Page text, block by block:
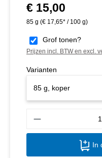
Normale prijs:
€ 15,00
85 g (€ 17,65* / 100 g)
Grof tonen?
Prijzen incl. BTW en excl.
Varianten
In